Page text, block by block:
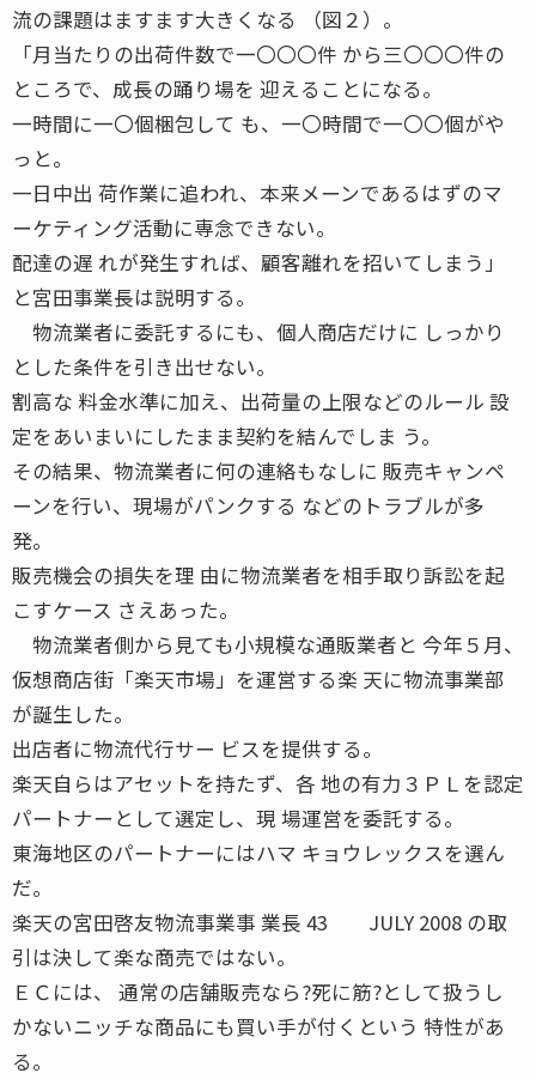
流の課題はますます大きくなる （図２）。
「月当たりの出荷件数で一〇〇〇件 から三〇〇〇件の
ところで、成長の踊り場を 迎えることになる。
一時間に一〇個梱包して も、一〇時間で一〇〇個がや
っと。
一日中出 荷作業に追われ、本来メーンであるはずのマ
ーケティング活動に専念できない。
配達の遅 れが発生すれば、顧客離れを招いてしまう」
と宮田事業長は説明する。
物流業者に委託するにも、個人商店だけに しっかり
とした条件を引き出せない。
割高な 料金水準に加え、出荷量の上限などのルール 設
定をあいまいにしたまま契約を結んでしま う。
その結果、物流業者に何の連絡もなしに 販売キャンペ
ーンを行い、現場がパンクする などのトラブルが多
発。
販売機会の損失を理 由に物流業者を相手取り訴訟を起
こすケース さえあった。
物流業者側から見ても小規模な通販業者と 今年５月、
仮想商店街「楽天市場」を運営する楽 天に物流事業部
が誕生した。
出店者に物流代行サー ビスを提供する。
楽天自らはアセットを持たず、各 地の有力３ＰＬを認定
パートナーとして選定し、現 場運営を委託する。
東海地区のパートナーにはハマ キョウレックスを選ん
だ。
楽天の宮田啓友物流事業事 業長 43 JULY 2008 の取
引は決して楽な商売ではない。
ＥＣには、 通常の店舗販売なら?死に筋?として扱うし
かないニッチな商品にも買い手が付くという 特性があ
る。